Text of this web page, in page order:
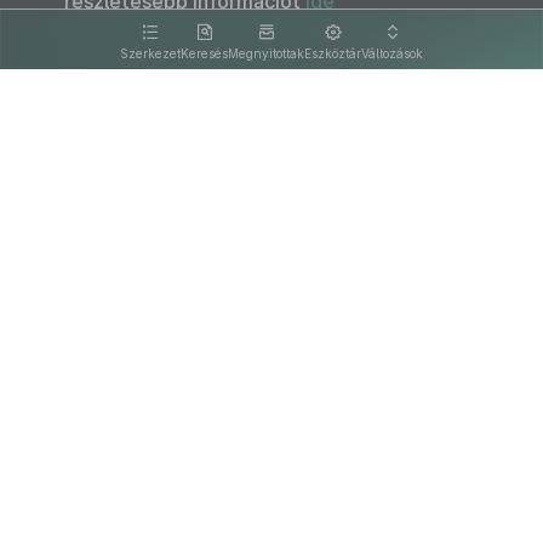
SzerkezetKeresésMegnyitottakEszköztárVáltozások
kattintva olvashat.